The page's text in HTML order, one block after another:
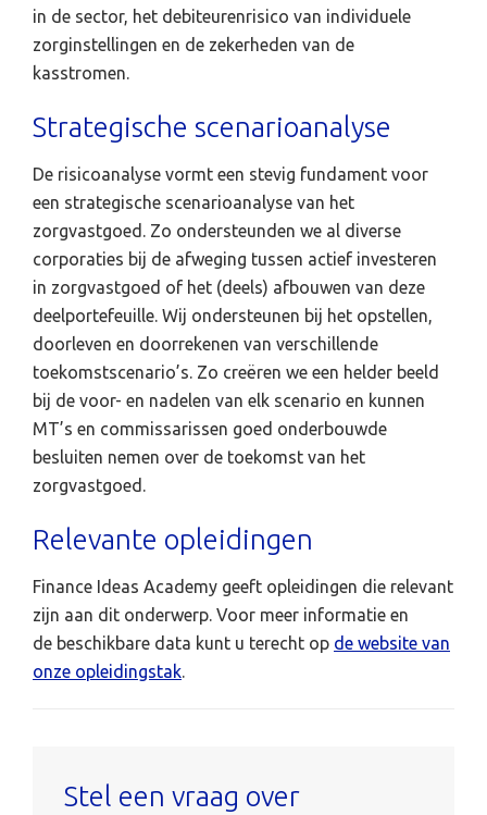
in de sector, het debiteurenrisico van individuele
zorginstellingen en de zekerheden van de
kasstromen.
Strategische scenarioanalyse
De risicoanalyse vormt een stevig fundament voor
een strategische scenarioanalyse van het
zorgvastgoed. Zo ondersteunden we al diverse
corporaties bij de afweging tussen actief investeren
in zorgvastgoed of het (deels) afbouwen van deze
deelportefeuille. Wij ondersteunen bij het opstellen,
doorleven en doorrekenen van verschillende
toekomstscenario’s. Zo creëren we een helder beeld
bij de voor- en nadelen van elk scenario en kunnen
MT’s en commissarissen goed onderbouwde
besluiten nemen over de toekomst van het
zorgvastgoed.
Relevante opleidingen
Finance Ideas Academy geeft opleidingen die relevant
zijn aan dit onderwerp. Voor meer informatie en
de beschikbare data kunt u terecht op de website van
onze opleidingstak.
Stel een vraag over